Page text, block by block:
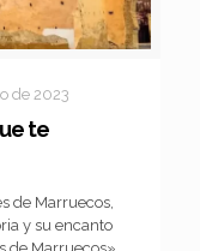
de 2023
te
de Marruecos,
y su encanto